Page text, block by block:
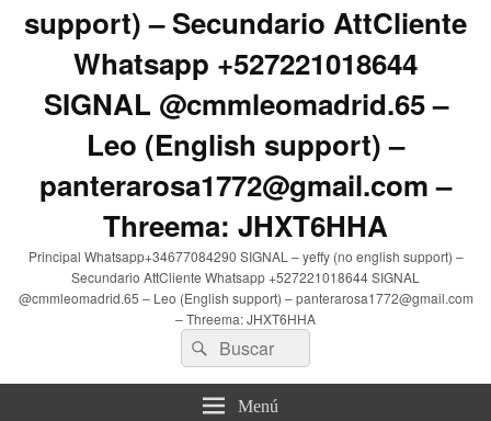
support) – Secundario AttCliente
Whatsapp +527221018644
SIGNAL @cmmleomadrid.65 –
Leo (English support) –
panterarosa1772@gmail.com –
Threema: JHXT6HHA
Principal Whatsapp+34677084290 SIGNAL – yeffy (no english support) –
Secundario AttCliente Whatsapp +527221018644 SIGNAL
@cmmleomadrid.65 – Leo (English support) – panterarosa1772@gmail.com
– Threema: JHXT6HHA
Buscar
por:
Buscar
Menú